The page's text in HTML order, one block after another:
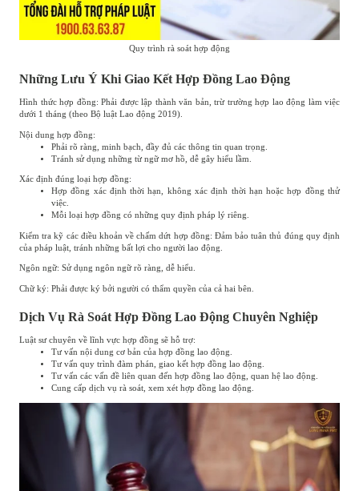
Quy trình rà soát hợp động
Những Lưu Ý Khi Giao Kết Hợp Đồng Lao Động
Hình thức hợp đồng: Phải được lập thành văn bản, trừ trường hợp lao động làm việc
dưới 1 tháng (theo Bộ luật Lao động 2019).
Nội dung hợp đồng:
Phải rõ ràng, minh bạch, đầy đủ các thông tin quan trọng.
Tránh sử dụng những từ ngữ mơ hồ, dễ gây hiểu lầm.
Xác định đúng loại hợp đồng:
Hợp đồng xác định thời hạn, không xác định thời hạn hoặc hợp đồng thử
việc.
Mỗi loại hợp đồng có những quy định pháp lý riêng.
Kiểm tra kỹ các điều khoản về chấm dứt hợp đồng: Đảm bảo tuân thủ đúng quy định
của pháp luật, tránh những bất lợi cho người lao động.
Ngôn ngữ: Sử dụng ngôn ngữ rõ ràng, dễ hiểu.
Chữ ký: Phải được ký bởi người có thẩm quyền của cả hai bên.
Dịch Vụ Rà Soát Hợp Đồng Lao Động Chuyên Nghiệp
Luật sư chuyên về lĩnh vực hợp đồng sẽ hỗ trợ:
Tư vấn nội dung cơ bản của hợp đồng lao động.
Tư vấn quy trình đàm phán, giao kết hợp đồng lao động.
Tư vấn các vấn đề liên quan đến hợp đồng lao động, quan hệ lao động.
Cung cấp dịch vụ rà soát, xem xét hợp đồng lao động.